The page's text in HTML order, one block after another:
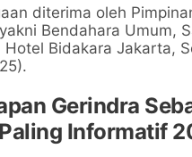
diterima oleh
Bendahara Umum,
Bidakara Jakarta,
Gerindra
Informatif